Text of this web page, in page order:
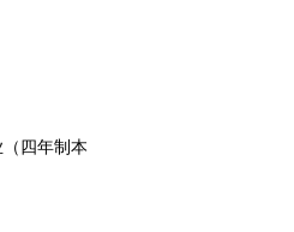
四年制本